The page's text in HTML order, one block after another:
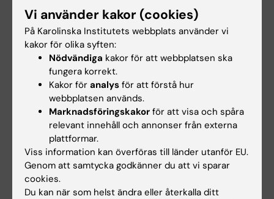
Kiralina Salandy och Rosa Kvartetten höjde stämningen med låtar
som "Ain't no mountain high enough." Foto: Fredrik Persson
Vi använder kakor (cookies)
På Karolinska Institutets webbplats använder vi
kakor för olika syften:
Nödvändiga kakor för att webbplatsen ska
fungera korrekt.
Kakor för analys för att förstå hur
webbplatsen används.
Marknadsföringskakor för att visa och spåra
relevant innehåll och annonser från externa
plattformar.
Viss information kan överföras till länder utanför EU.
Genom att samtycka godkänner du att vi sparar
cookies.
Du kan när som helst ändra eller återkalla ditt